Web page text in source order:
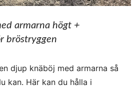
armarna högt +
bröstryggen
djup knäböj med armarna så
kan. Här kan du hålla i